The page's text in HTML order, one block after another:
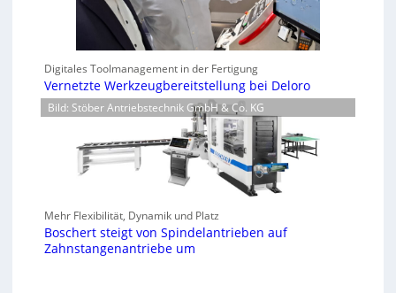
Digitales Toolmanagement in der Fertigung
Vernetzte Werkzeugbereitstellung bei Deloro
Bild: Stöber Antriebstechnik GmbH & Co. KG
Mehr Flexibilität, Dynamik und Platz
Boschert steigt von Spindelantrieben auf
Zahnstangenantriebe um